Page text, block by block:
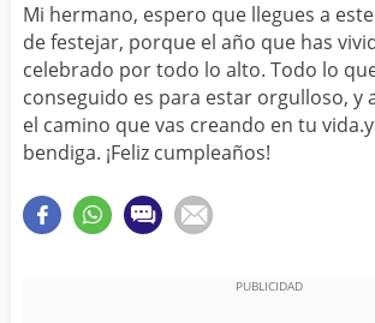
SOBRINA
HERMANO
NOVIA
PAPA
TIA
Mi hermano, espero que llegues a
de festejar, porque el año que has
celebrado por todo lo alto. Todo lo
conseguido es para estar orgulloso, y
el camino que vas creando en tu
bendiga. ¡Feliz cumpleaños!